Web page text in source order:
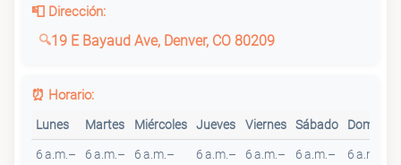
📮 Dirección:
19 E Bayaud Ave, Denver, CO 80209
⏰ Horario:
Lunes Martes Miércoles Jueves Viernes Sábado Domingo
6 a.m.–
6 a.m.–
6 a.m.–
6 a.m.–
6 a.m.–
6 a.m.–
6 a.m.–